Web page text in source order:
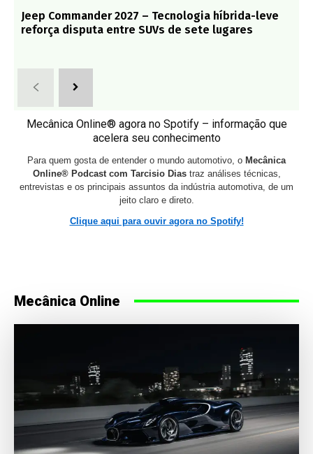
Jeep Commander 2027 – Tecnologia híbrida-leve
reforça disputa entre SUVs de sete lugares
Mecânica Online® agora no Spotify – informação que
acelera seu conhecimento
Para quem gosta de entender o mundo automotivo, o Mecânica
Online® Podcast com Tarcisio Diastraz análises técnicas,
entrevistas e os principais assuntos da indústria automotiva, de um
jeito claro e direto.
Clique aqui para ouvir agora no Spotify!
Mecânica Online